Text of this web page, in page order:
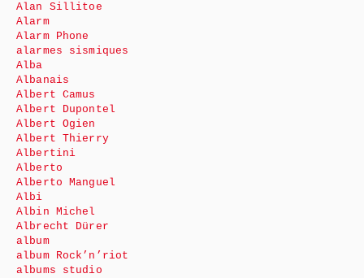
Alan Sillitoe
Alarm
Alarm Phone
alarmes sismiques
Alba
Albanais
Albert Camus
Albert Dupontel
Albert Ogien
Albert Thierry
Albertini
Alberto
Alberto Manguel
Albi
Albin Michel
Albrecht Dürer
album
album Rock’n’riot
albums studio